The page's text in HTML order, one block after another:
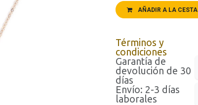
AÑADIR A LA CESTA
Términos y
condiciones
Garantía de
devolución de 30
días
Envío: 2-3 días
laborales